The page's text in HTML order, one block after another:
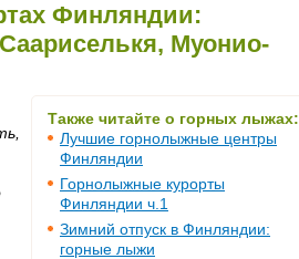
Финляндии:
Муонио-
Также читайте о горных лыжах:
Лучшие горнолыжные центры
Финляндии
Горнолыжные курорты
Финляндии ч.1
Зимний отпуск в Финляндии:
горные лыжи